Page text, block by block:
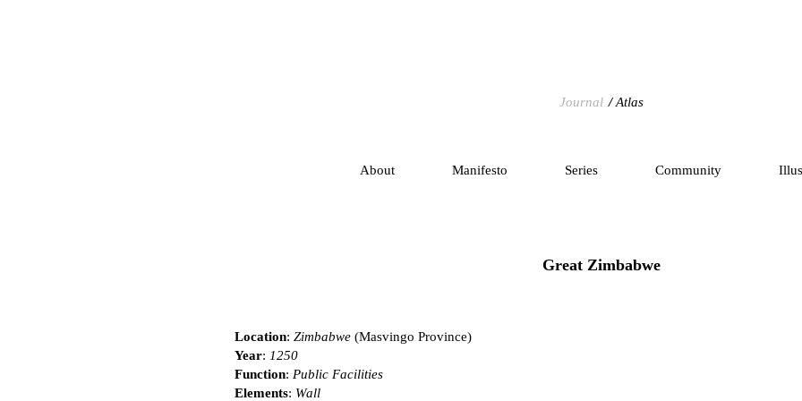
Journal Atlas
About Manifesto Series Community
Great Zimbabwe
Location: Zimbabwe (Masvingo Province)
Year: 1250
Function: Public Facilities
Elements: Wall